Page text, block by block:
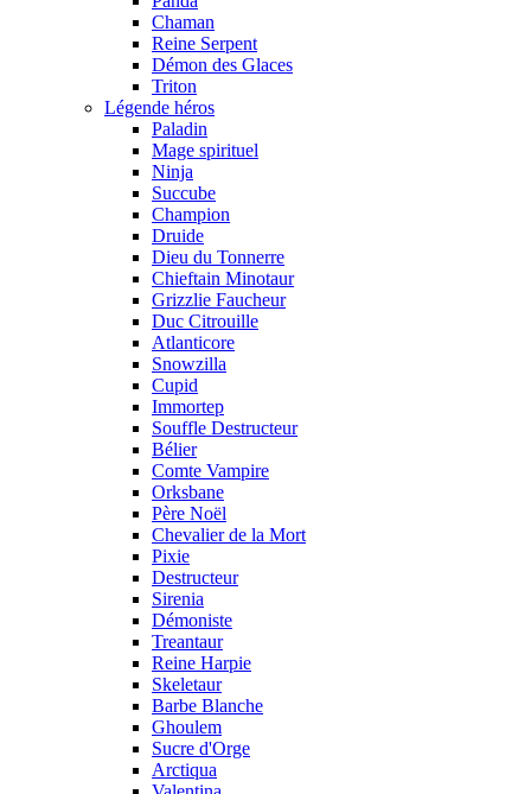
Chaman
Reine Serpent
Démon des Glaces
Triton
Légende héros
Paladin
Mage spirituel
Ninja
Succube
Champion
Druide
Dieu du Tonnerre
Chieftain Minotaur
Grizzlie Faucheur
Duc Citrouille
Atlanticore
Snowzilla
Cupid
Immortep
Souffle Destructeur
Bélier
Comte Vampire
Orksbane
Père Noël
Chevalier de la Mort
Pixie
Destructeur
Sirenia
Démoniste
Treantaur
Reine Harpie
Skeletaur
Barbe Blanche
Ghoulem
Sucre d'Orge
Arctiqua